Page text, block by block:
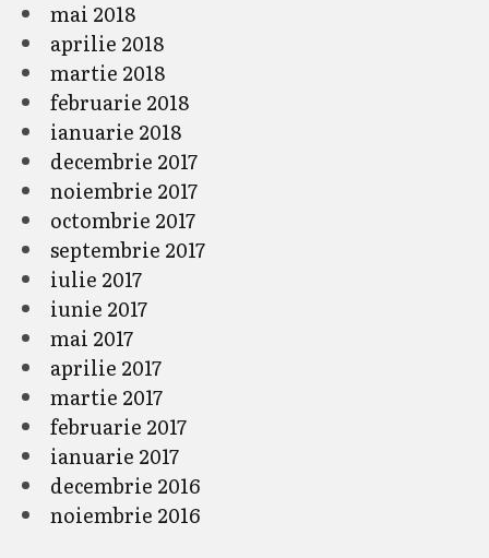
mai 2018
aprilie 2018
martie 2018
februarie 2018
ianuarie 2018
decembrie 2017
noiembrie 2017
octombrie 2017
septembrie 2017
iulie 2017
iunie 2017
mai 2017
aprilie 2017
martie 2017
februarie 2017
ianuarie 2017
decembrie 2016
noiembrie 2016